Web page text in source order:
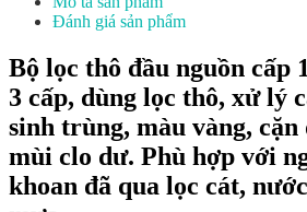
Đánh giá sản phẩm
Bộ lọc thô đầu nguồn cấp
3 cấp, dùng lọc thô, xử lý
sinh trùng, màu vàng, cặn
mùi clo dư. Phù hợp với
khoan đã qua lọc cát,